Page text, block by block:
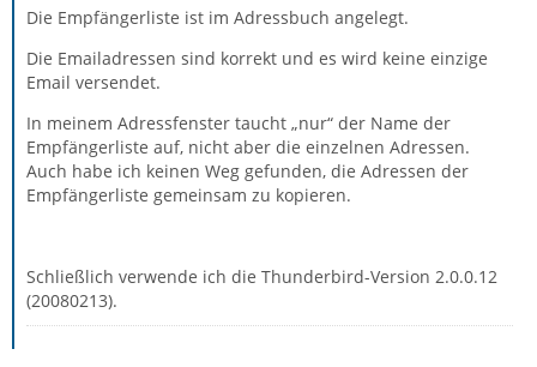
Die Empfängerliste ist im Adressbuch angelegt.
Die Emailadressen sind korrekt und es wird keine einzige
Email versendet.
In meinem Adressfenster taucht „nur“ der Name der
Empfängerliste auf, nicht aber die einzelnen Adressen.
Auch habe ich keinen Weg gefunden, die Adressen der
Empfängerliste gemeinsam zu kopieren.
Schließlich verwende ich die Thunderbird-Version 2.0.0.12
(20080213).